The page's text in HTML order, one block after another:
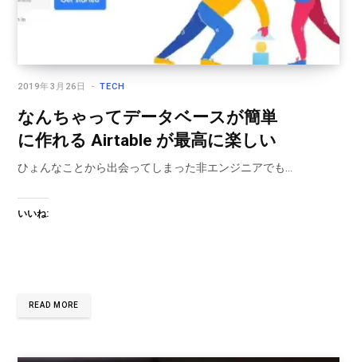
TECH
2019年3月26日
なんちゃってデータベースが簡単
に作れる Airtable が最高に楽しい
ひょんなことから出会ってしまった非エンジニアでも…
いいね:
READ MORE